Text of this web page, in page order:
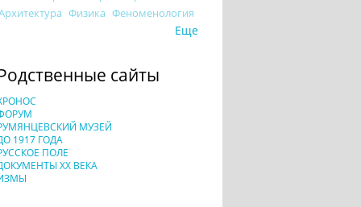
Физика Феноменология
Еще
сайты
МУЗЕЙ
1917 ГОДА
ПОЛЕ
XX ВЕКА